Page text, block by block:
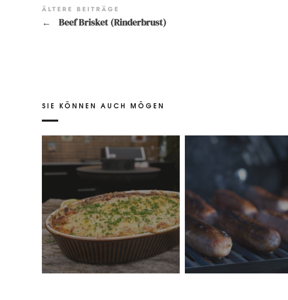
ÄLTERE BEITRÄGE
← Beef Brisket (Rinderbrust)
SIE KÖNNEN AUCH MÖGEN